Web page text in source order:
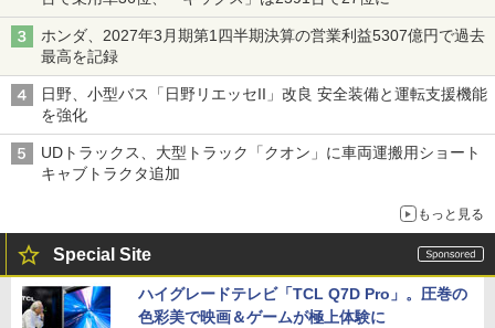
ホンダ、2027年3月期第1四半期決算の営業利益5307億円で過去
最高を記録
日野、小型バス「日野リエッセII」改良 安全装備と運転支援機能
を強化
UDトラックス、大型トラック「クオン」に車両運搬用ショート
キャブトラクタ追加
もっと見る
Special Site
ハイグレードテレビ「TCL Q7D Pro」。圧巻の
色彩美で映画＆ゲームが極上体験に